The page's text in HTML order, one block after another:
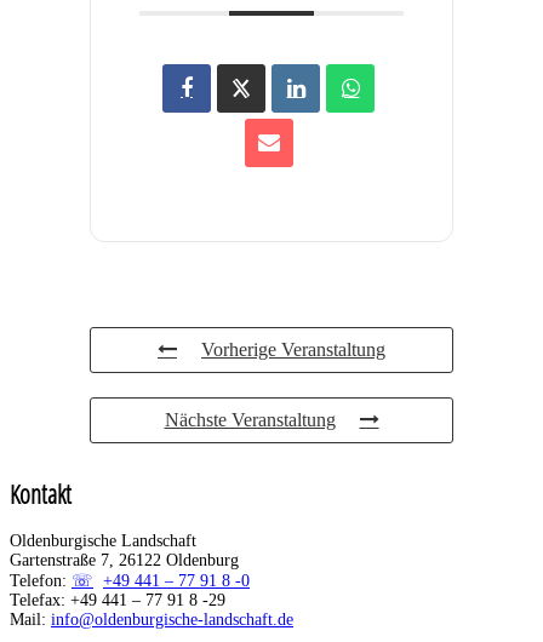
Vorherige Veranstaltung
Nächste Veranstaltung
Kontakt
Oldenburgische Landschaft
Gartenstraße 7, 26122 Oldenburg
Telefon:
+49 441 – 77 91 8 -0
Telefax: +49 441 – 77 91 8 -29
Mail: info@oldenburgische-landschaft.de